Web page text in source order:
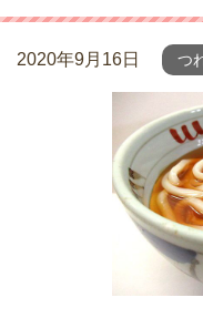
2020年9月16日 つ